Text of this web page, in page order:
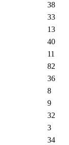
38
33
13
40
11
82
36
8
9
32
3
34